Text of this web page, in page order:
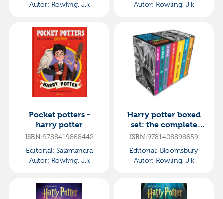
Autor: Rowling, J.k
Autor: Rowling, J.k
Pocket potters -
harry potter
ISBN:9788419868442
Editorial: Salamandra
Autor: Rowling, J.k
Harry potter boxed
set: the complete
collection
ISBN:9781408898659
Editorial: Bloomsbury
Autor: Rowling, J.k